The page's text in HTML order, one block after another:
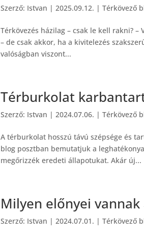
Szerző: Istvan |2025.09.12. |Térkövező
Térkövezés házilag – csak le kell rakni?
– de csak akkor, ha a kivitelezés
valóságban viszont...
Térburkolat
Szerző: Istvan |2024.07.06. |Térkövező
A térburkolat hosszú távú szépsége és
blog posztban bemutatjuk a
megőrizzék eredeti állapotukat. Akár új...
Milyen előnyei
Szerző: Istvan |2024.07.01. |Térkövező